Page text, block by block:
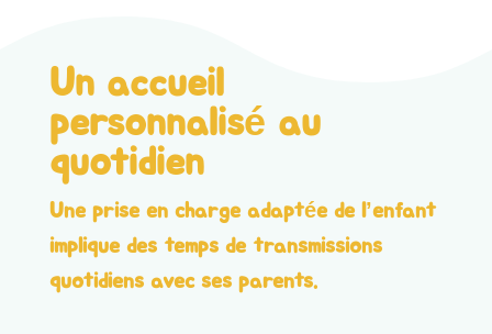
Un accueil
personnalisé au
quotidien
Une prise en charge adaptée de l’enfant
implique des temps de transmissions
quotidiens avec ses parents.